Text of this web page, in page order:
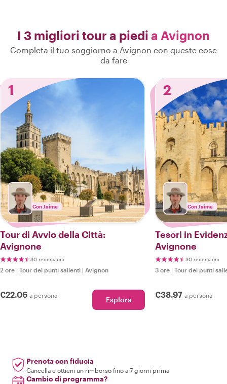
I 3 migliori tour a piedi a Avignon
Completa il tuo soggiorno a Avignon con queste cose
da fare
1
Con Jaime
Tour di Avvio della Città:
Avignone
30 recensioni
2 ore | Tour dei punti salienti | Avignon
€22.06 a persona Esplora
2
Con Jaime
Tesori in
Avignone
30 recensioni
3 ore | Tour dei punti
€38.97 a persona
Prenota con fiducia
Cancella e ottieni un rimborso fino a 7 giorni prima
Cambio di programma?